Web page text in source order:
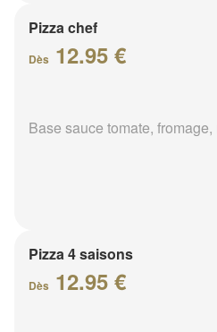
Pizza chef
Dès 12.95 €
Base sauce tomate,
Pizza 4 saisons
Dès 12.95 €